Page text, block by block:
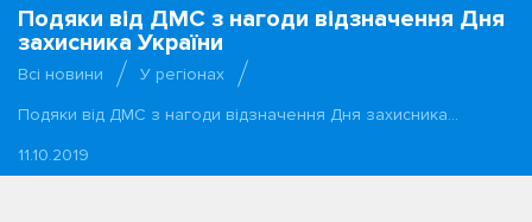
Подяки від ДМС з нагоди відзначення Дня
захисника України
Всі новини
У регіонах
Подяки від ДМС з нагоди відзначення Дня захисника…
11.10.2019